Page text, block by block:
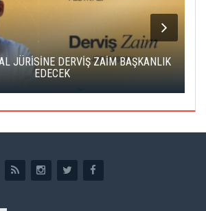
JÜRİSİNE DERVİŞ ZAİM BAŞKANLIK
EDECEK